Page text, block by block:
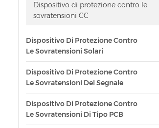
Dispositivo di protezione contro le
sovratensioni CC
Dispositivo Di Protezione Contro
Le Sovratensioni Solari
Dispositivo Di Protezione Contro
Le Sovratensioni Del Segnale
Dispositivo Di Protezione Contro
Le Sovratensioni Di Tipo PCB